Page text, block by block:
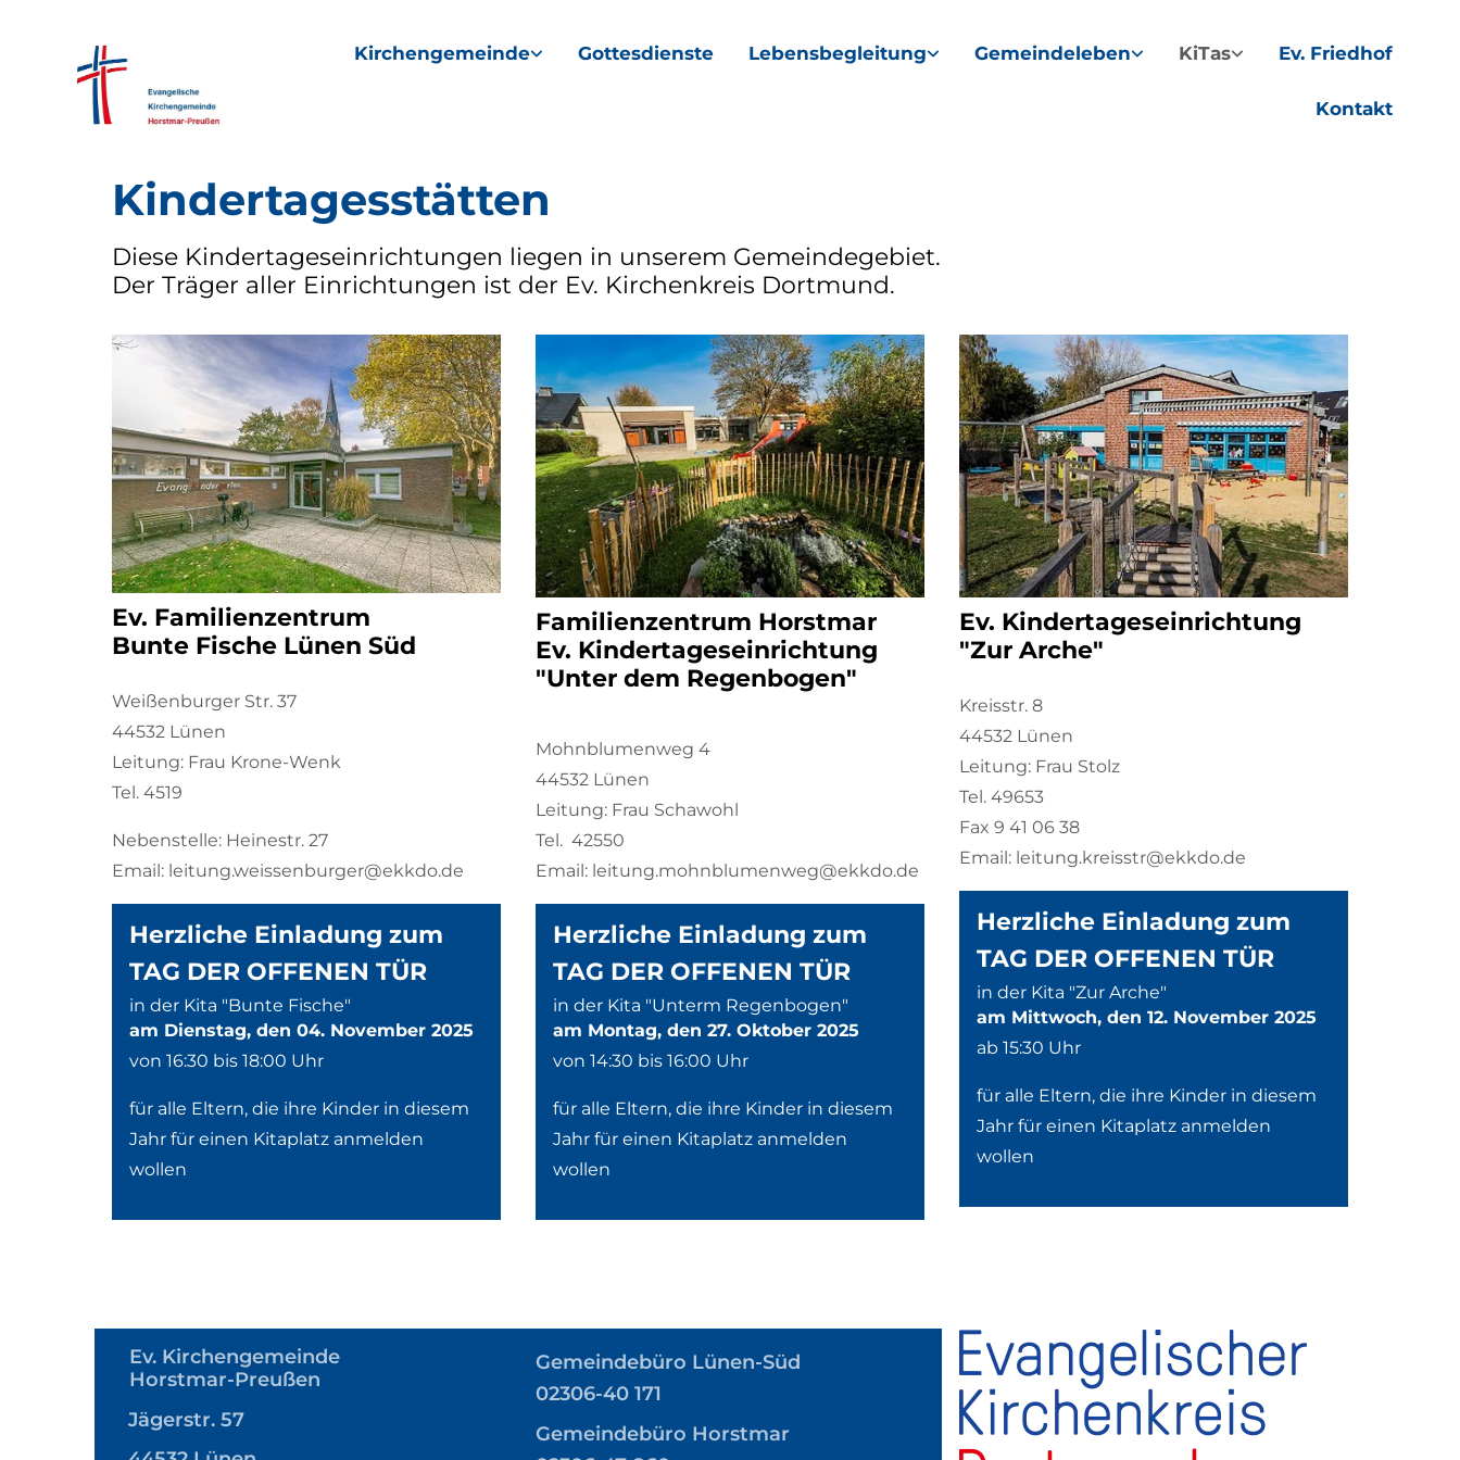
Kirchengemeinde Gottesdienste Lebensbegleitung Gemeindeleben KiTas Ev. Friedhof
Kontakt
Kindertagesstätten
Diese Kindertageseinrichtungen liegen in unserem Gemeindegebiet.
Der Träger aller Einrichtungen ist der Ev. Kirchenkreis Dortmund.
Ev. Familienzentrum
Bunte Fische Lünen Süd
Weißenburger Str. 37
44532 Lünen
Leitung: Frau Krone-Wenk
Tel. 4519
Nebenstelle: Heinestr. 27
Email: leitung.weissenburger@ekkdo.de
Herzliche Einladung zum
TAG DER OFFENEN TÜR
in der Kita "Bunte Fische"
am Dienstag, den 04. November 2025
von 16:30 bis 18:00 Uhr
für alle Eltern, die ihre Kinder in diesem
Jahr für einen Kitaplatz anmelden
wollen
Familienzentrum Horstmar
Ev. Kindertageseinrichtung
"Unter dem Regenbogen"
Mohnblumenweg 4
44532 Lünen
Leitung: Frau Schawohl
Tel. 42550
Email: leitung.mohnblumenweg@ekkdo.de
Herzliche Einladung zum
TAG DER OFFENEN TÜR
in der Kita "Unterm Regenbogen"
am Montag, den 27. Oktober 2025
von 14:30 bis 16:00 Uhr
für alle Eltern, die ihre Kinder in diesem
Jahr für einen Kitaplatz anmelden
wollen
Ev. Kindertageseinrichtung
"Zur Arche"
Kreisstr. 8
44532 Lünen
Leitung: Frau Stolz
Tel. 49653
Fax 9 41 06 38
Email: leitung.kreisstr@ekkdo.de
Herzliche Einladung zum
TAG DER OFFENEN TÜR
in der Kita "Zur Arche"
am Mittwoch, den 12. November 2025
ab 15:30 Uhr
für alle Eltern, die ihre Kinder in diesem
Jahr für einen Kitaplatz anmelden
wollen
Ev. Kirchengemeinde
Horstmar-Preußen
Jägerstr. 57
Gemeindebüro Lünen-Süd
02306-40 171
Gemeindebüro Horstmar